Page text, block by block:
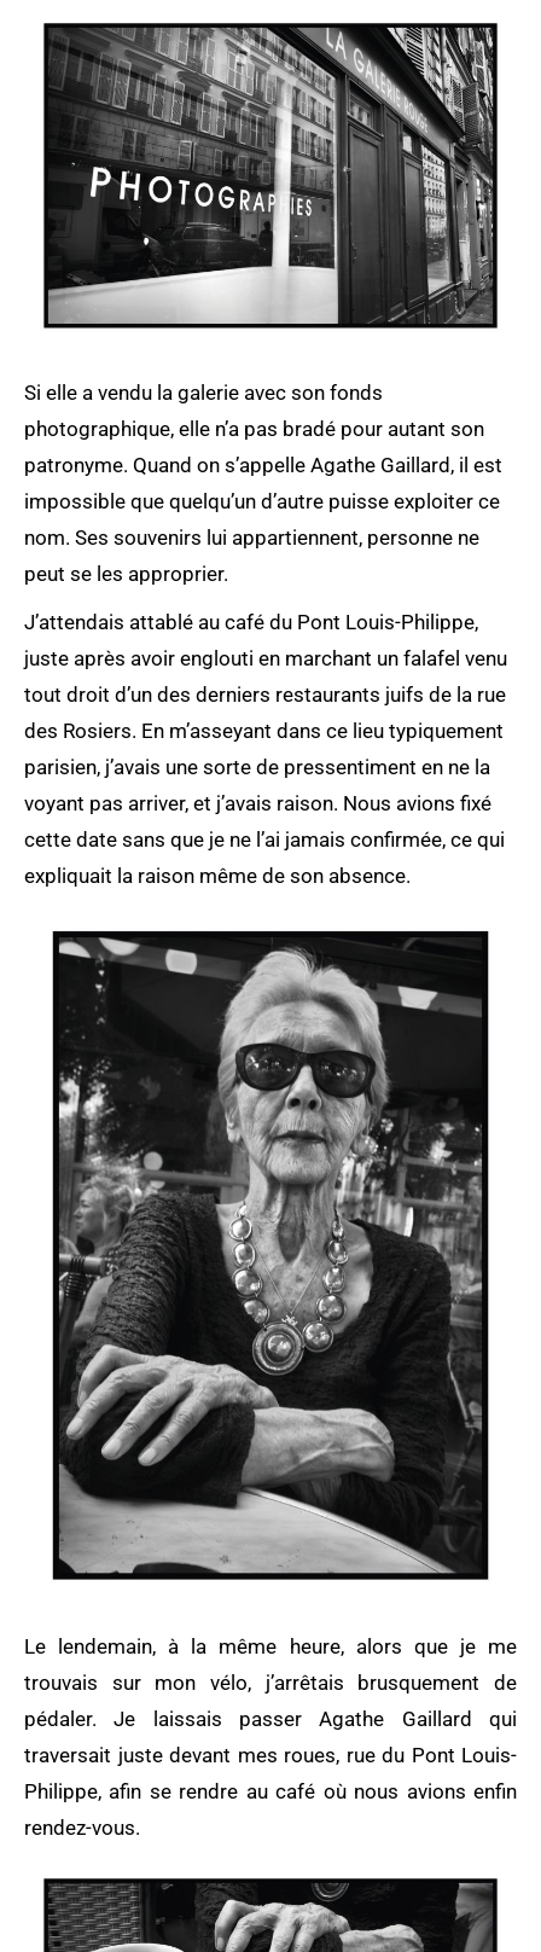
Si elle a vendu la galerie avec son fonds
photographique, elle n’a pas bradé pour autant son
patronyme. Quand on s’appelle Agathe Gaillard, il est
impossible que quelqu’un d’autre puisse exploiter ce
nom. Ses souvenirs lui appartiennent, personne ne
peut se les approprier.
J’attendais attablé au café du Pont Louis-Philippe,
juste après avoir englouti en marchant un falafel venu
tout droit d’un des derniers restaurants juifs de la rue
des Rosiers. En m’asseyant dans ce lieu typiquement
parisien, j’avais une sorte de pressentiment en ne la
voyant pas arriver, et j’avais raison. Nous avions fixé
cette date sans que je ne l’ai jamais confirmée, ce qui
expliquait la raison même de son absence.
Le lendemain, à la même heure, alors que je me
trouvais sur mon vélo, j’arrêtais brusquement de
pédaler. Je laissais passer Agathe Gaillard qui
traversait juste devant mes roues, rue du Pont Louis-
Philippe, afin se rendre au café où nous avions enfin
rendez-vous.